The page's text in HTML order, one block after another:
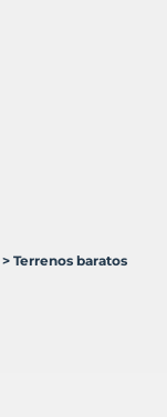
> Terrenos baratos